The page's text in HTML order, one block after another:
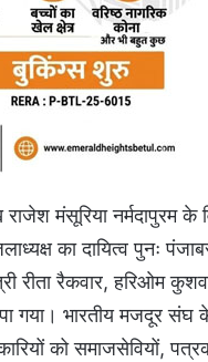
मंसूरिया नर्मदापुरम के
का दायित्व पुनः
रीता रैकवार, हरिओम
गया। भारतीय मजदूर संघ
को समाजसेवियों,